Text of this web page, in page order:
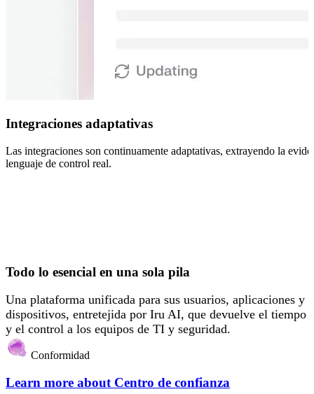
Integraciones adaptativas
Las integraciones son continuamente adaptativas, extrayendo la
lenguaje de control real.
Todo lo esencial en una sola pila
Una plataforma unificada para sus usuarios, aplicaciones y
dispositivos, entretejida por Iru AI, que devuelve el tiempo
y el control a los equipos de TI y seguridad.
Conformidad
Learn more about Centro de confianza